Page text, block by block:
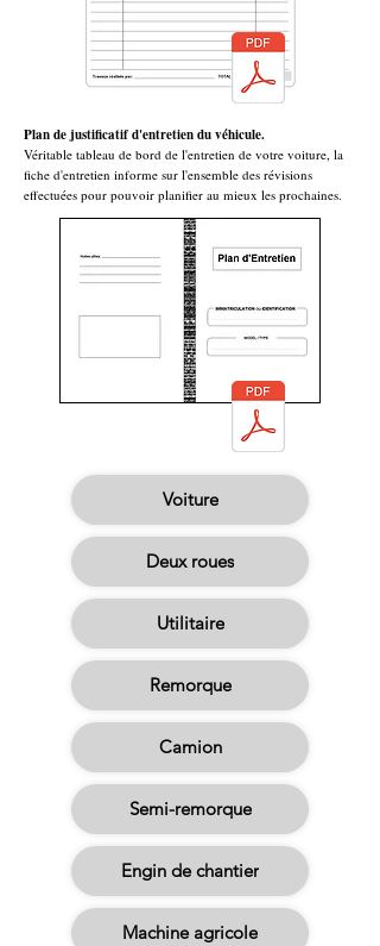
Plan de justificatif d'entretien du véhicule.
Véritable tableau de bord de l'entretien de votre voiture, la
fiche d'entretien informe sur l'ensemble des révisions
effectuées pour pouvoir planifier au mieux les prochaines.
Voiture
Deux roues
Utilitaire
Remorque
Camion
Semi-remorque
Engin de chantier
Machine agricole